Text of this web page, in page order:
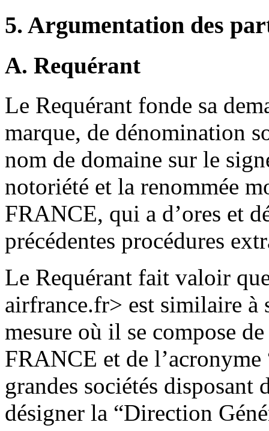
5. Argumentation des
A. Requérant
Le Requérant fonde sa
marque, de dénomination
nom de domaine sur le
notoriété et la renommée
FRANCE, qui a d’ores et
précédentes procédures
Le Requérant fait valoir
airfrance.fr> est similaire à
mesure où il se compose
FRANCE et de
grandes sociétés
désigner la “Direction